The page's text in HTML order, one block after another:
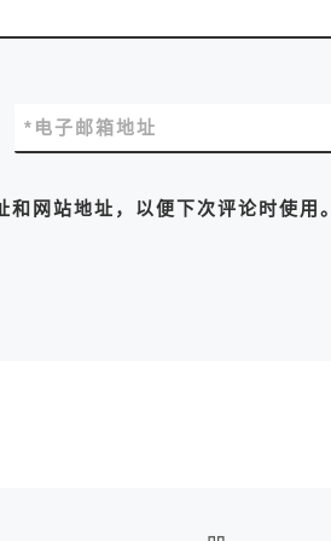
电子邮箱地址
*
网站地址，以便下次评论时使用。